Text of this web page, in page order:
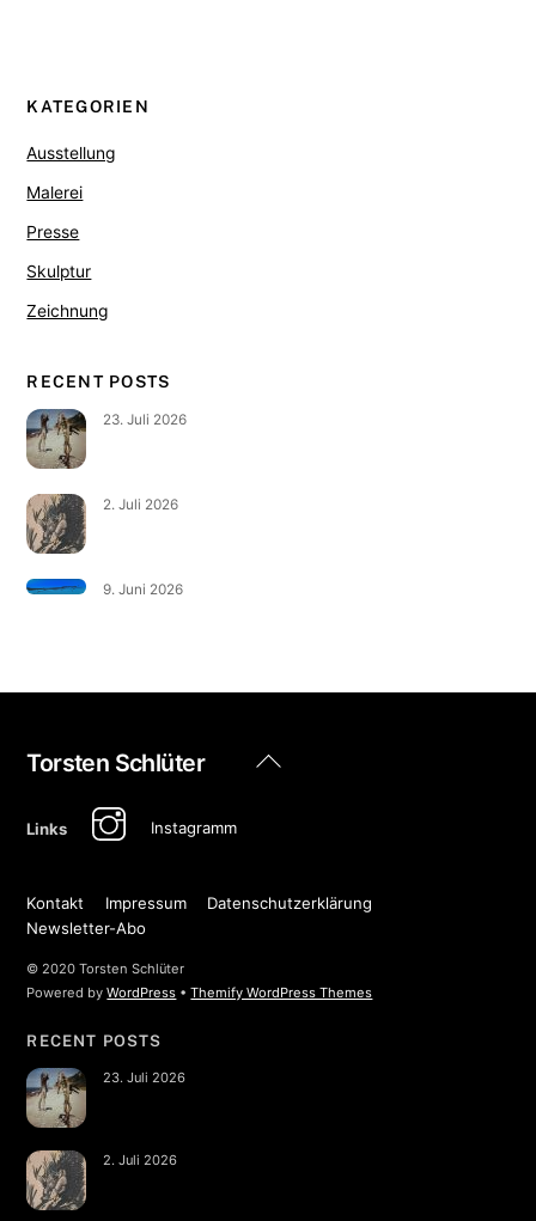
KATEGORIEN
Ausstellung
Malerei
Presse
Skulptur
Zeichnung
RECENT POSTS
23. Juli 2026
2. Juli 2026
9. Juni 2026
Back
Torsten Schlüter
Links Instagramm
Kontakt Impressum
Datenschutzerklärung
Newsletter-Abo
© 2020 Torsten Schlüter
Powered byWordPress •Themify WordPress Themes
RECENT POSTS
23. Juli 2026
2. Juli 2026